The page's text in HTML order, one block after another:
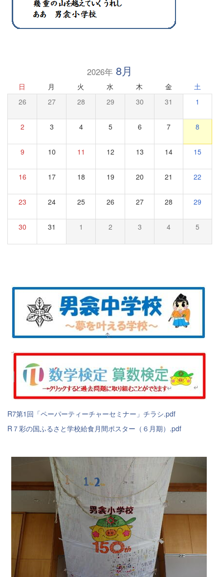
2026年8月
日 月 火 水 木 金 土
26 27 28 29 30 31 1
2 3 4 5 6 7 8
9 10 11 12 13 14 15
16 17 18 19 20 21 22
23 24 25 26 27 28 29
30 31 1 2 3 4 5
R7第1回「ペーパーティーチャーセミナー」チラシ.pdf
R７彩の国ふるさと学校給食月間ポスター（６月期）.pdf